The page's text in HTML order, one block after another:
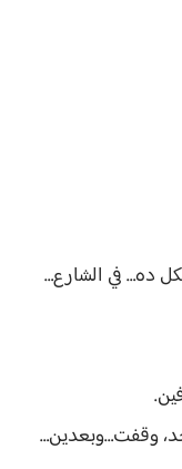
ده… في الشارع…
وقفت…وبعدين…